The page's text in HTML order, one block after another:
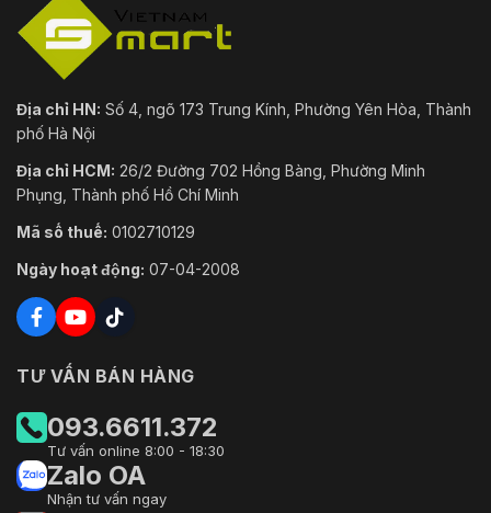
Địa chỉ HN: Số 4, ngõ 173 Trung Kính, Phường Yên Hòa, Thành
phố Hà Nội
Địa chỉ HCM: 26/2 Đường 702 Hồng Bàng, Phường Minh
Phụng, Thành phố Hồ Chí Minh
Mã số thuế: 0102710129
Ngày hoạt động: 07-04-2008
TƯ VẤN BÁN HÀNG
093.6611.372
Tư vấn online 8:00 - 18:30
Zalo OA
Nhận tư vấn ngay